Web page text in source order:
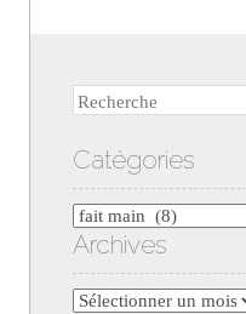
Recherche
Catégories
Catégories
Archives
Archives